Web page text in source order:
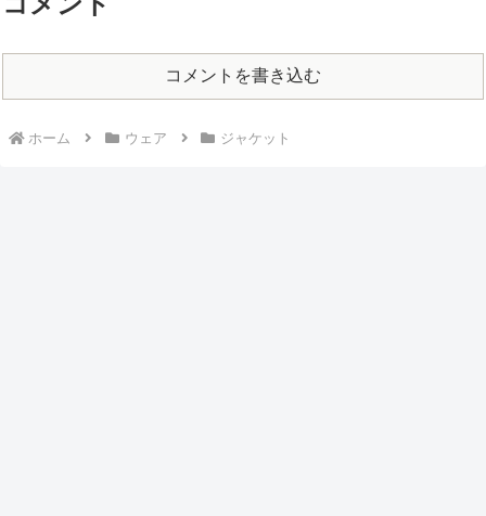
コメントを書き込む
ホーム ウェア ジャケット